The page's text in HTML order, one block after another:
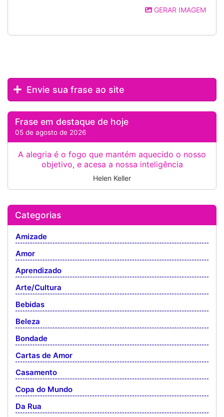
GERAR IMAGEM
Envie sua frase ao site
Frase em destaque de hoje
05 de agosto de 2026
A alegria é o fogo que mantém aquecido o nosso
objetivo, e acesa a nossa inteligência
Helen Keller
Categorias
Amizade
Amor
Aprendizado
Arte/Cultura
Bebidas
Beleza
Bondade
Cartas de Amor
Casamento
Copa do Mundo
Da Rua